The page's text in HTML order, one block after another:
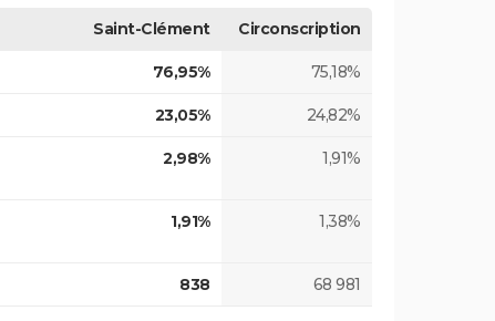
Saint-Clément Circonscription
76,95% 75,18%
23,05% 24,82%
2,98% 1,91%
1,91% 1,38%
838 68 981